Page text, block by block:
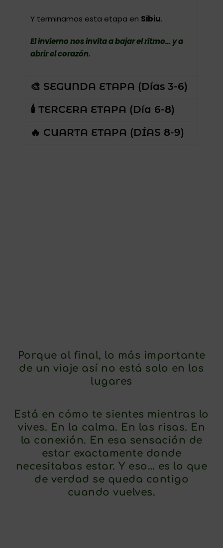
Y terminamos esta etapa en Sibiu.
El invierno nos invita a bajar el ritmo… y a
abrir el corazón.
🎨 SEGUNDA ETAPA (Días 3-6)
🕯 TERCERA ETAPA (Día 6-8)
🔥 CUARTA ETAPA (DÍAS 8-9)
Porque al final, lo más importante
de un viaje así no está solo en los
lugares
Está en cómo te sientes mientras lo
vives. En la calma. En las risas. En
la conexión. En esa sensación de
estar exactamente donde
necesitabas estar. Y eso… es lo que
de verdad se queda contigo
cuando vuelves.